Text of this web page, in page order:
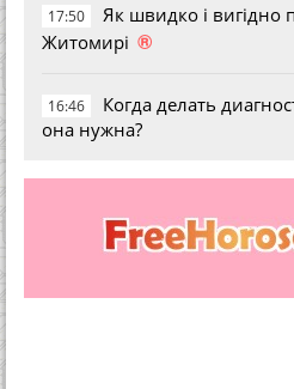
17:50
Як швидко і вигідно
Житомирі ®
16:46
Когда делать
она нужна?